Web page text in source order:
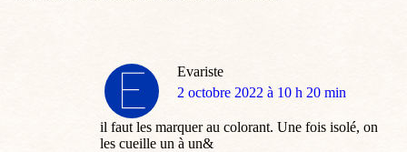
Evariste
dit
2 octobre 2022 à 10 h 20 min
il faut les marquer au colorant. Une fois isolé, on
les cueille un à un&